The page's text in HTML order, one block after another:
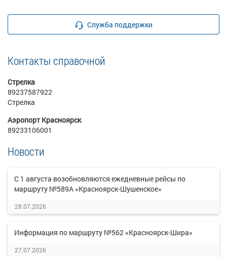
Служба поддержки
Контакты справочной
Стрелка
89237587922
Стрелка
Аэропорт Красноярск
89233106001
Новости
С 1 августа возобновляются ежедневные рейсы по
маршруту №589А «Красноярск-Шушенское»
28.07.2026
Информация по маршруту №562 «Красноярск-Шира»
27.07.2026